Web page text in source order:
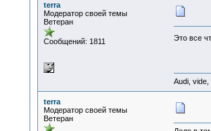
terra
Модератор своей темы
Ветеран
Сообщений: 1811 Это все
Audi,
terra
Модератор своей темы
Ветеран